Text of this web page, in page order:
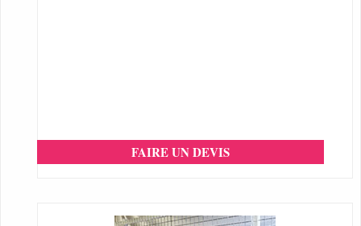
FAIRE UN DEVIS